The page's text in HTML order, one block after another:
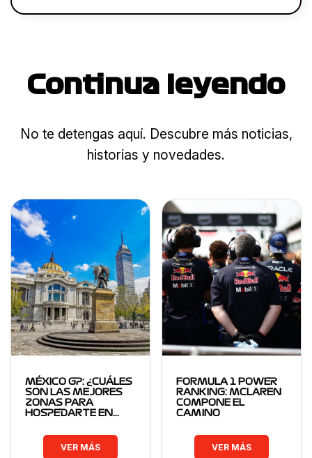
Continua leyendo
No te detengas aquí. Descubre más noticias,
historias y novedades.
MÉXICO GP: ¿CUÁLES
SON LAS MEJORES
ZONAS PARA
HOSPEDARTE EN…
VER MÁS
FORMULA 1 POWER
RANKING: MCLAREN
COMPONE EL
CAMINO
VER MÁS